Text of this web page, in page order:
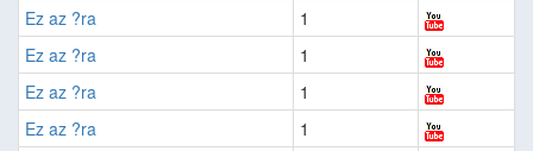
Ez az ?ra
1
Ez az ?ra
1
Ez az ?ra
1
Ez az ?ra
1